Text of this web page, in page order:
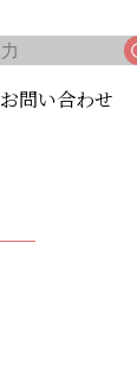
お問い合わせ